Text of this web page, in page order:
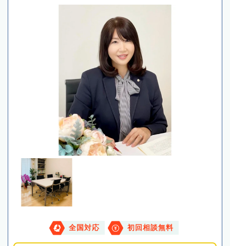
全国対応 初回相談無料